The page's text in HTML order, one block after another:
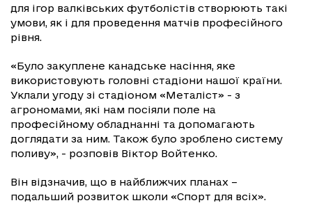
для ігор валківських футболістів створюють такі
умови, як і для проведення матчів професійного
рівня.
«Було закуплене канадське насіння, яке
використовують головні стадіони нашої країни.
Уклали угоду зі стадіоном «Металіст» - з
агрономами, які нам посіяли поле на
професійному обладнанні та допомагають
доглядати за ним. Також було зроблено систему
поливу», - розповів Віктор Войтенко.
Він відзначив, що в найближчих планах –
подальший розвиток школи «Спорт для всіх».